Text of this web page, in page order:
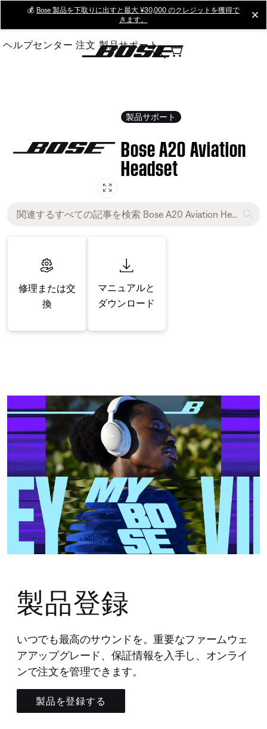
Main
💰 Bose 製品を下取りに出すと最大 ¥30,000 のクレジットを獲得で
きます。
ヘルプセンター 注文 製品サポート
製品サポート
Bose A20 Aviation
Headset
修理または交
換
マニュアルと
ダウンロード
製品登録
いつでも最高のサウンドを。重要なファームウェ
アアップグレード、保証情報を入手し、オンライ
ンで注文を管理できます。
製品を登録する